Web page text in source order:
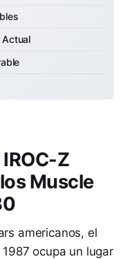
Actual
Z
Muscle
americanos, el
ocupa un lugar